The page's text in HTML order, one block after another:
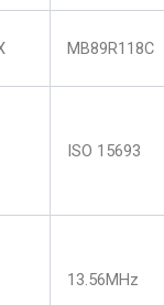
MB89R118C
ISO 15693
13.56MHz